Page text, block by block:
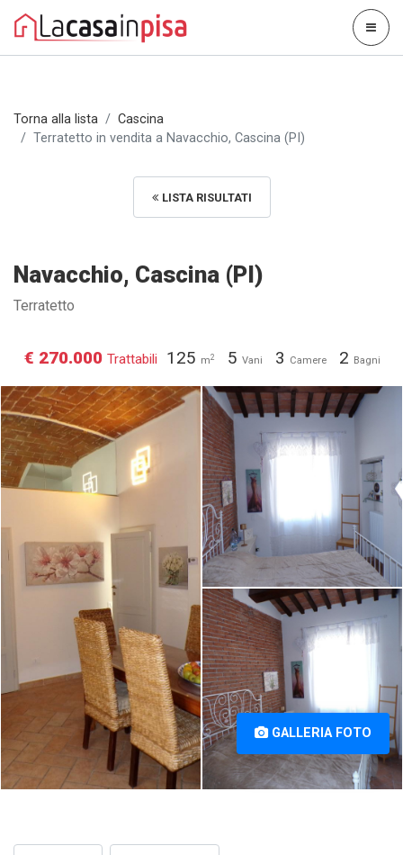
Torna alla lista
Cascina
Terratetto in vendita a Navacchio, Cascina (PI)
LISTA RISULTATI
Navacchio, Cascina (PI)
Terratetto
125 m2 5 Vani 3 Camere 2 Bagni
€ 270.000 Trattabili
Terratetto in vendita a
Navacchio, Cascina (PI) [1/44]
Terratetto in vendita a
Navacchio, Cascina (PI) [2/44]
Terratetto in vendita a
Navacchio, Cascina (PI) [3/44]
GALLERIA FOTO